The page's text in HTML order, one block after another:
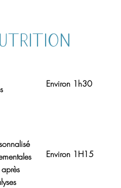
Environ 1h30
Environ 1H15